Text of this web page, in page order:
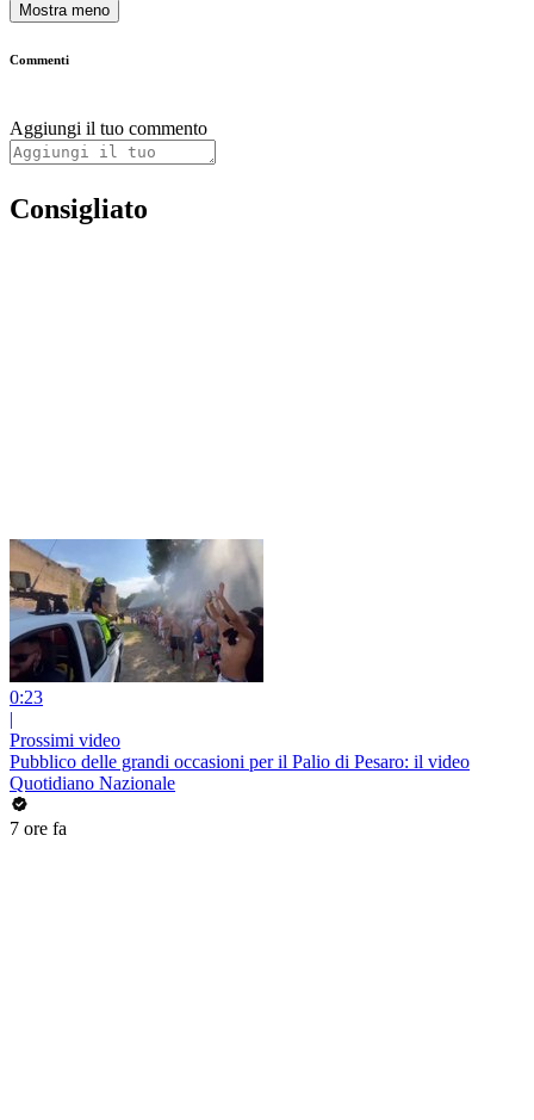
Mostra meno
Commenti
Aggiungi il tuo commento
Consigliato
0:23
|
Prossimi video
Pubblico delle grandi occasioni per il Palio di Pesaro: il video
Quotidiano Nazionale
7 ore fa